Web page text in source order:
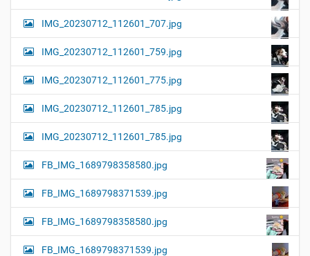
IMG_20230712_112601_707.jpg
IMG_20230712_112601_759.jpg
IMG_20230712_112601_775.jpg
IMG_20230712_112601_785.jpg
IMG_20230712_112601_785.jpg
FB_IMG_1689798358580.jpg
FB_IMG_1689798371539.jpg
FB_IMG_1689798358580.jpg
FB_IMG_1689798371539.jpg